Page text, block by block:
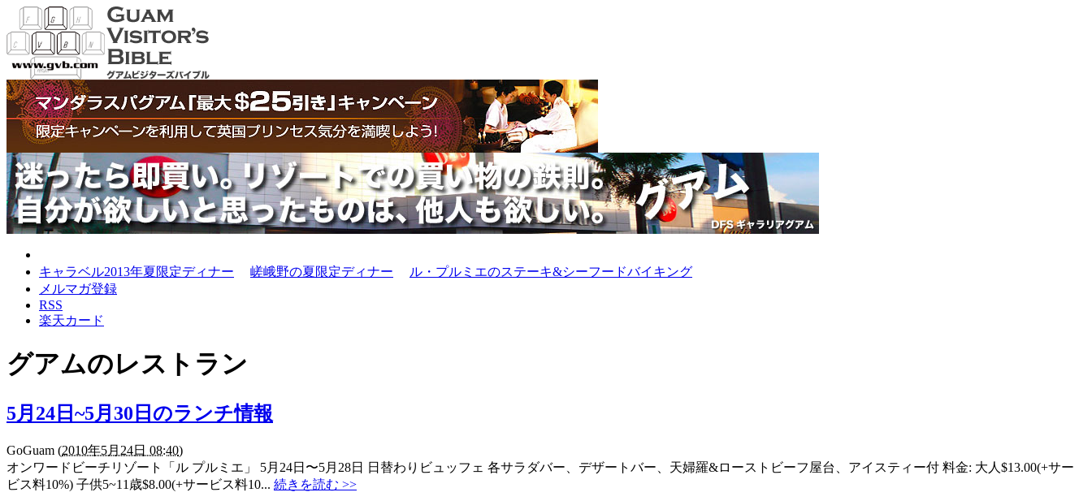
キャラベル2013年夏限定ディナー
嵯峨野の夏限定ディナー
ル・プルミエのステーキ&シーフードバイキング
メルマガ登録
RSS
楽天カード
グアムのレストラン
5月24日~5月30日のランチ情報
GoGuam (2010年5月24日 08:40)
オンワードビーチリゾート「ル プルミエ」 5月24日〜5月28日 日替わりビュッフェ 各サラダバー、デザートバー、天婦羅&ローストビーフ屋台、アイスティー付 料金: 大人$13.00(+サー
ビス料10%) 子供5~11歳$8.00(+サービス料10... 続きを読む >>